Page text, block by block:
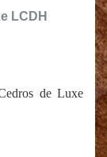
LCDH
de Luxe